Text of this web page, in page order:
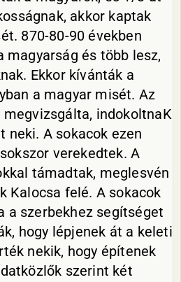
akkor kaptak
870-80-90 években
magyarság és több lesz,
Ekkor kívánták a
a magyar misét. Az
indokoltnaK
A sokacok ezen
verekedtek. A
támadtak, meglesvén
Kalocsa felé. A sokacok
a szerbekhez segítséget
hogy lépjenek át a keleti
nekik, hogy építenek
szerint két